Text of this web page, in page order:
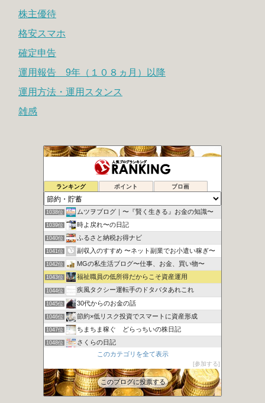
株主優待
格安スマホ
確定申告
運用報告 9年（１０８ヵ月）以降
運用方法・運用スタンス
雑感
ランキング ポイント ブロ画
1036位 とりちゃんの節約コンシェルジュ
1037位 【ハウハウ】ハウスのノウハウ│ 一級建築士のブログ
1038位 ムツヲブログ｜〜『賢く生きる』お金の知識〜
1039位 時よ戻れ〜の日記
1040位 ふるさと納税お得ナビ
1041位 副収入のすすめ 〜ネット副業でお小遣い稼ぎ〜
1042位 MGの私生活ブログ〜仕事、お金、買い物〜
1043位 福祉職員の低所得だからこそ資産運用
1044位 疾風タクシー運転手のドタバタあれこれ
1045位 30代からのお金の話
1046位 節約×低リスク投資でスマートに資産形成
1047位 ちまちま稼ぐ どらっちいの株日記
1048位 さくらの日記
ある本の虫の好奇心旺盛！
1050位 30代 サイドFIREするために株式投資 時々ガジェット
このカテゴリを全て表示
参加する
このブログに投票する